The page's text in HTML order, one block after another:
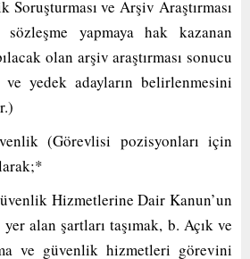
Soruşturması ve Arşiv Araştırması
yapmaya hak kazanan
olan arşiv araştırması sonucu
yedek adayların belirlenmesini
(Görevlisi pozisyonları için
Hizmetlerine Dair Kanun’un
alan şartları taşımak, b. Açık ve
ve güvenlik hizmetleri görevini